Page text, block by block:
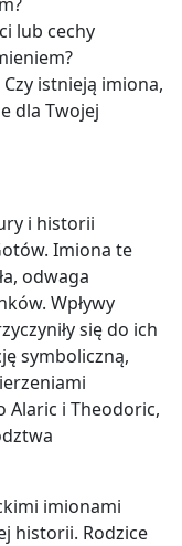
lub cechy
Czy istnieją imiona,
dla Twojej
i historii
Imiona te
odwaga
Wpływy
się do ich
symboliczną,
Alaric i Theodoric,
imionami
historii. Rodzice